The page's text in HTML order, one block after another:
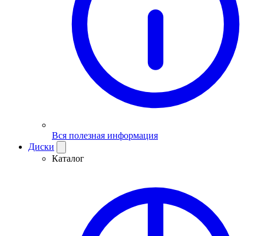
Вся полезная информация
Диски
Каталог